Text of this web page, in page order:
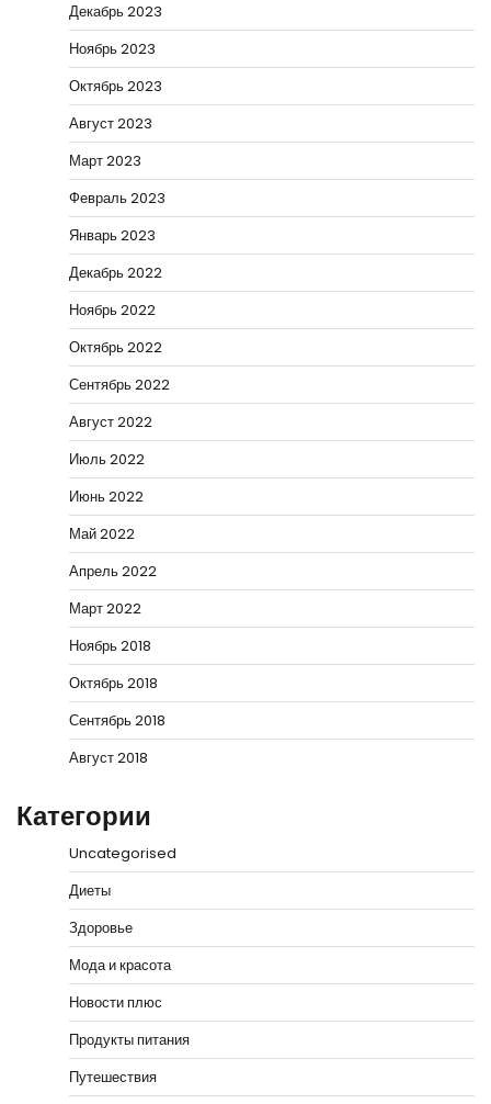
Декабрь 2023
Ноябрь 2023
Октябрь 2023
Август 2023
Март 2023
Февраль 2023
Январь 2023
Декабрь 2022
Ноябрь 2022
Октябрь 2022
Сентябрь 2022
Август 2022
Июль 2022
Июнь 2022
Май 2022
Апрель 2022
Март 2022
Ноябрь 2018
Октябрь 2018
Сентябрь 2018
Август 2018
Категории
Uncategorised
Диеты
Здоровье
Мода и красота
Новости плюс
Продукты питания
Путешествия